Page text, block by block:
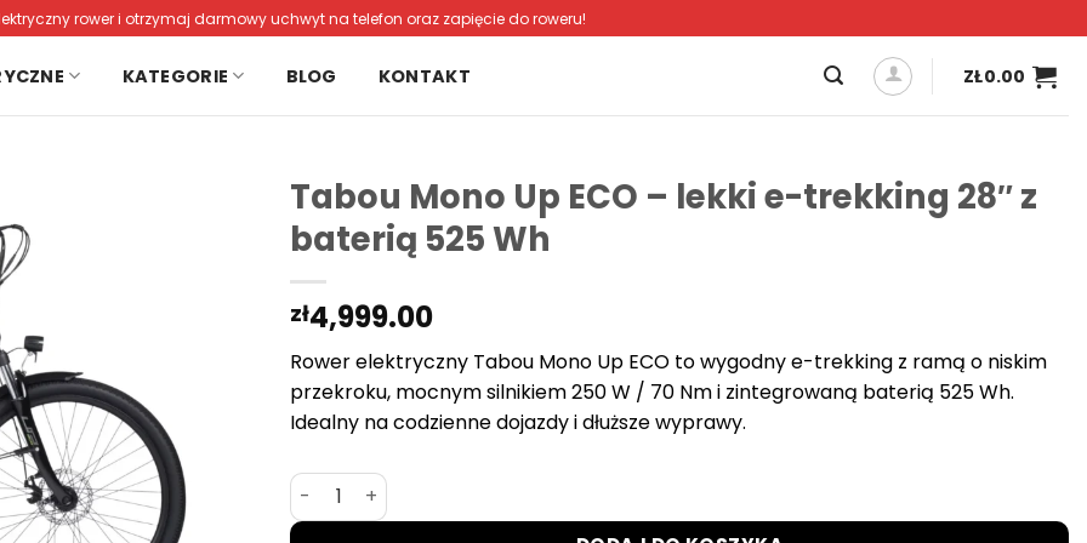
rower i otrzymaj darmowy uchwyt na telefon oraz zapięcie do roweru!
KATEGORIE BLOG KONTAKT ZŁ0.00
Tabou Mono Up ECO – lekki e-trekking 28″ z
baterią 525 Wh
zł4,999.00
Rower elektryczny Tabou Mono Up ECO to wygodny e-trekking z ramą o niskim
przekroku, mocnym silnikiem 250 W / 70 Nm i zintegrowaną baterią 525 Wh.
Idealny na codzienne dojazdy i dłuższe wyprawy.
ilość Tabou Mono Up ECO – lekki e-trekking 28″ z baterią 525 Wh